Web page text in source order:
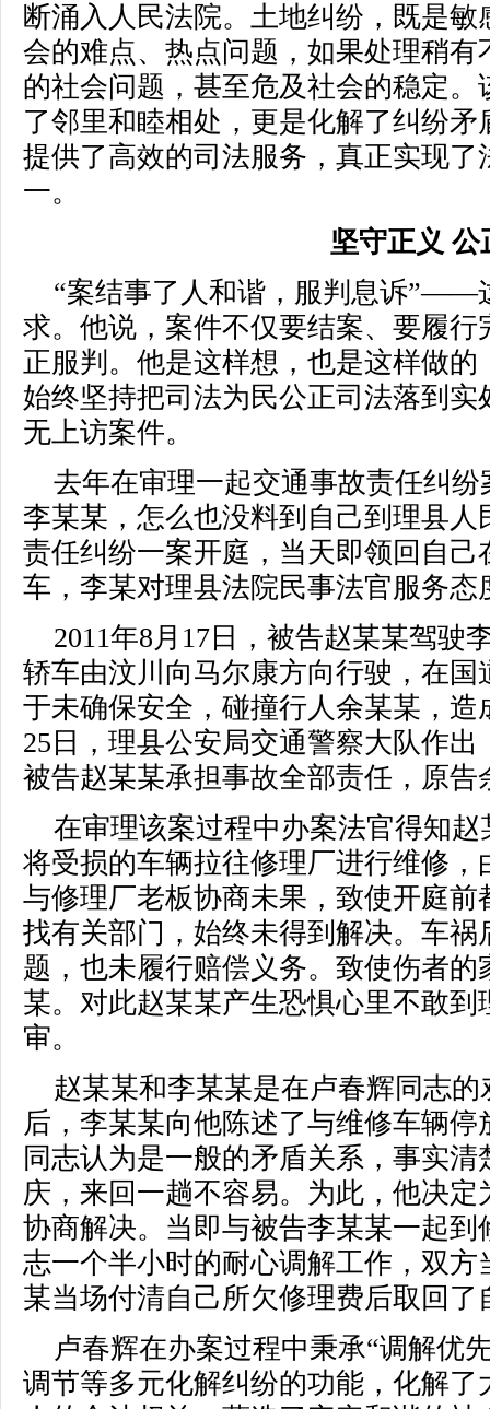
断涌入人民法院。土地纠纷，既是
会的难点、热点问题，如果处理稍
的社会问题，甚至危及社会的稳定
了邻里和睦相处，更是化解了纠纷
提供了高效的司法服务，真正实现
一。
坚守正义 公
“案结事了人和谐，服判息诉”——
求。他说，案件不仅要结案、要履
正服判。他是这样想，也是这样做
始终坚持把司法为民公正司法落到
无上访案件。
去年在审理一起交通事故责任纠
李某某，怎么也没料到自己到理县
责任纠纷一案开庭，当天即领回自
车，李某对理县法院民事法官服务
2011年8月17日，被告赵某某驾驶
轿车由汶川向马尔康方向行驶，在国
于未确保安全，碰撞行人余某某，造
25日，理县公安局交通警察大队作
被告赵某某承担事故全部责任，原
在审理该案过程中办案法官得知
将受损的车辆拉往修理厂进行维修
与修理厂老板协商未果，致使开庭
找有关部门，始终未得到解决。车
题，也未履行赔偿义务。致使伤者
某。对此赵某某产生恐惧心里不敢
审。
赵某某和李某某是在卢春辉同志
后，李某某向他陈述了与维修车辆
同志认为是一般的矛盾关系，事实
庆，来回一趟不容易。为此，他决
协商解决。当即与被告李某某一起
志一个半小时的耐心调解工作，双
某当场付清自己所欠修理费后取回了
卢春辉在办案过程中秉承“调解优
调节等多元化解纠纷的功能，化解